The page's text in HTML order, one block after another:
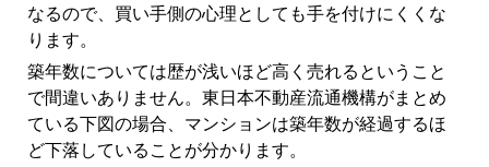
なるので、買い手側の心理としても手を付けにくくな
ります。
築年数については歴が浅いほど高く売れるということ
で間違いありません。東日本不動産流通機構がまとめ
ている下図の場合、マンションは築年数が経過するほ
ど下落していることが分かります。